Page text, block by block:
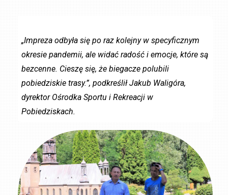
„Impreza odbyła się po raz kolejny w specyficznym
okresie pandemii, ale widać radość i emocje, które są
bezcenne. Cieszę się, że biegacze polubili
pobiedziskie trasy.”, podkreślił Jakub Waligóra,
dyrektor Ośrodka Sportu i Rekreacji w
Pobiedziskach.